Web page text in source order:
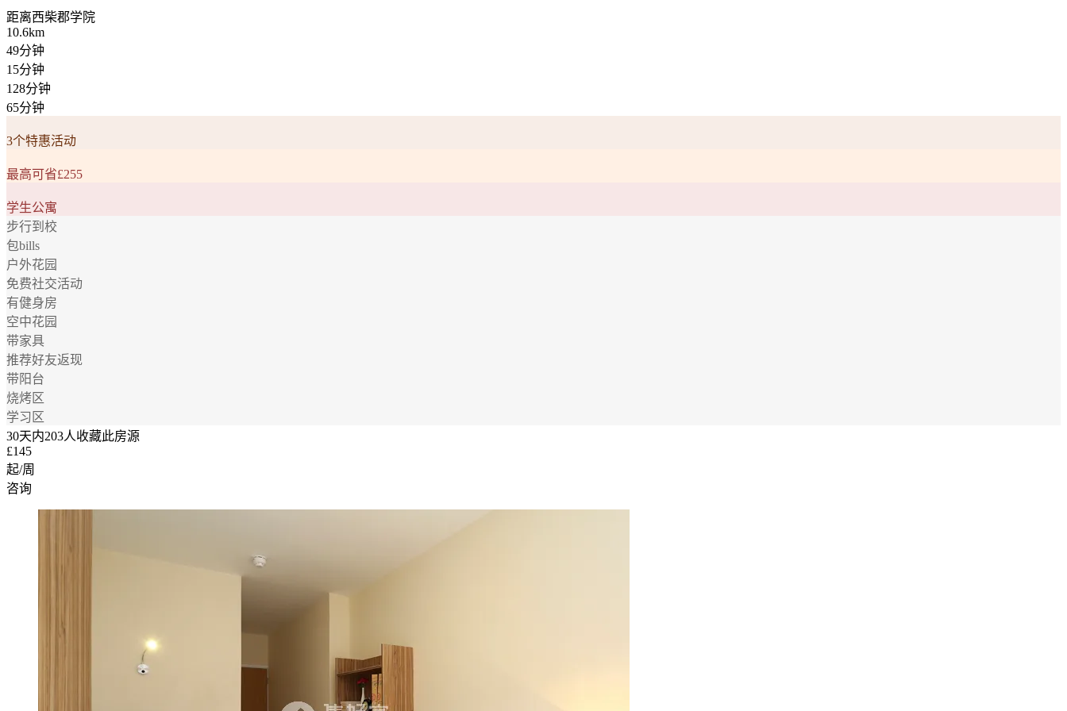
距离西柴郡学院
10.6km
49分钟
15分钟
128分钟
65分钟
3个特惠活动
最高可省£255
学生公寓
步行到校
包bills
户外花园
免费社交活动
有健身房
空中花园
带家具
推荐好友返现
带阳台
烧烤区
学习区
30天内203人收藏此房源
£145
起/周
咨询